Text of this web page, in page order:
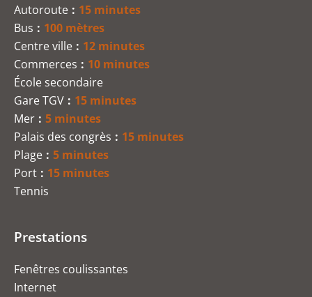
Autoroute
15 minutes
Bus
100 mètres
Centre ville
12 minutes
Commerces
10 minutes
École secondaire
Gare TGV
15 minutes
Mer
5 minutes
Palais des congrès
15 minutes
Plage
5 minutes
Port
15 minutes
Tennis
Prestations
Fenêtres coulissantes
Internet